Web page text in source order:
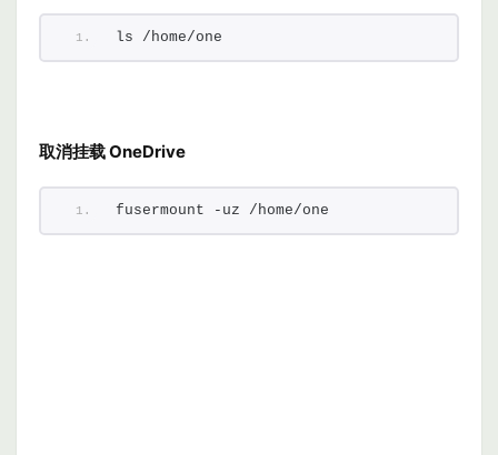
ls /home/one
取消挂载 OneDrive
fusermount -uz /home/one